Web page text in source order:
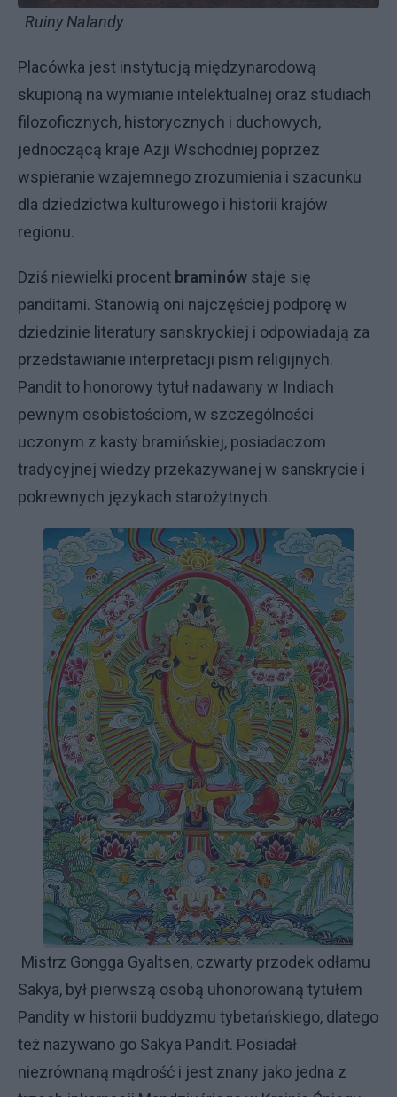
Ruiny Nalandy
Placówka jest instytucją międzynarodową
skupioną na wymianie intelektualnej oraz studiach
filozoficznych, historycznych i duchowych,
jednoczącą kraje Azji Wschodniej poprzez
wspieranie wzajemnego zrozumienia i szacunku
dla dziedzictwa kulturowego i historii krajów
regionu.
Dziś niewielki procent braminów staje się
panditami. Stanowią oni najczęściej podporę w
dziedzinie literatury sanskryckiej i odpowiadają za
przedstawianie interpretacji pism religijnych.
Pandit to honorowy tytuł nadawany w Indiach
pewnym osobistościom, w szczególności
uczonym z kasty bramińskiej, posiadaczom
tradycyjnej wiedzy przekazywanej w sanskrycie i
pokrewnych językach starożytnych.
Mistrz Gongga Gyaltsen, czwarty przodek odłamu
Sakya, był pierwszą osobą uhonorowaną tytułem
Pandity w historii buddyzmu tybetańskiego, dlatego
też nazywano go Sakya Pandit. Posiadał
niezrównaną mądrość i jest znany jako jedna z